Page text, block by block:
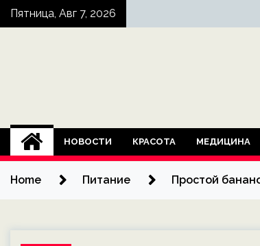
SkipПятница, Авг 7, 2026
НОВОСТИ КРАСОТА МЕДИЦИНА
Home Питание Простой